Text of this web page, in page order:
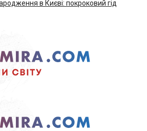
в Києві: покроковий гід